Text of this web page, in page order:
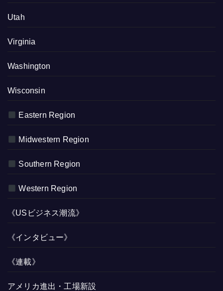
Utah
Virginia
Washington
Wisconsin
Eastern Region
Midwestern Region
Southern Region
Western Region
《USビジネス潮流》
《インタビュー》
《連載》
アメリカ進出・工場新設